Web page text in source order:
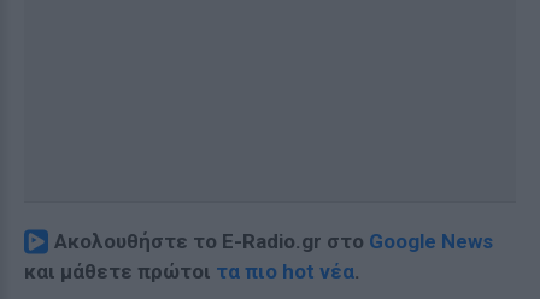
Ακολουθήστε το E-Radio.gr στο Google News
και μάθετε πρώτοι τα πιο hot νέα.